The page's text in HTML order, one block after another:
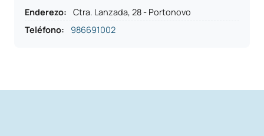
Enderezo:
Ctra. Lanzada, 28 - Portonovo
Teléfono: 986691002